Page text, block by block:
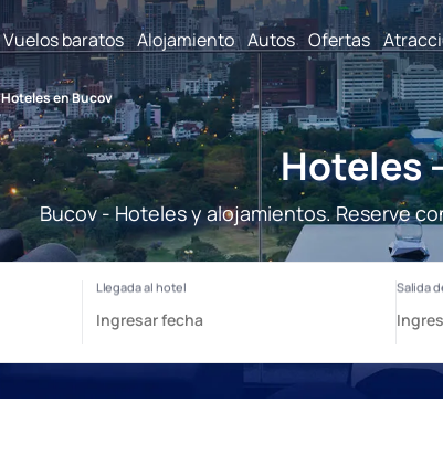
Vuelos baratos Alojamiento Autos Ofertas
Hoteles en Bucov
Hoteles
Bucov - Hoteles y alojamientos. Reserve